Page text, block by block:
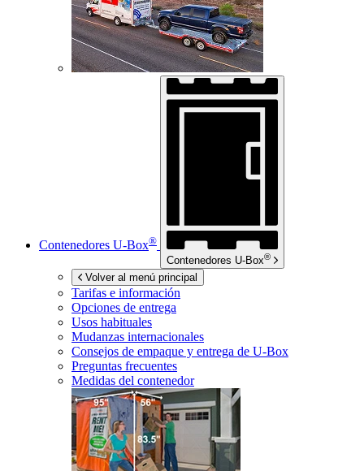
Contenedores U-Box®
Contenedores U-Box®
Volver al menú principal
Tarifas e información
Opciones de entrega
Usos habituales
Mudanzas internacionales
Consejos de empaque y entrega de U-Box
Preguntas frecuentes
Medidas del contenedor